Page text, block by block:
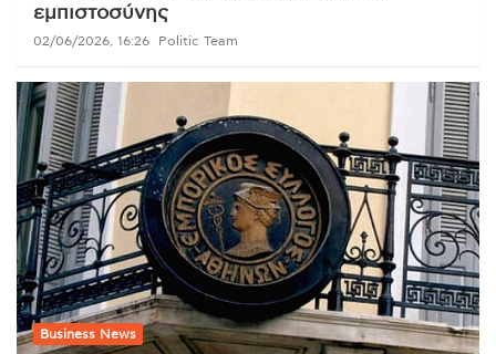
εμπιστοσύνης
02/06/2026, 16:26 Politic Team
Business News